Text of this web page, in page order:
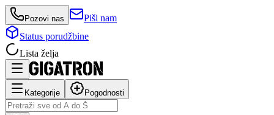
Pozovi nas
Piši nam
Status porudžbine
Lista želja
Kategorije Pogodnosti